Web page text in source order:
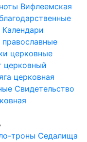
Вифлеемская
Календари
православные
церковные
церковный
церковная
Свидетельство
троны Седалища